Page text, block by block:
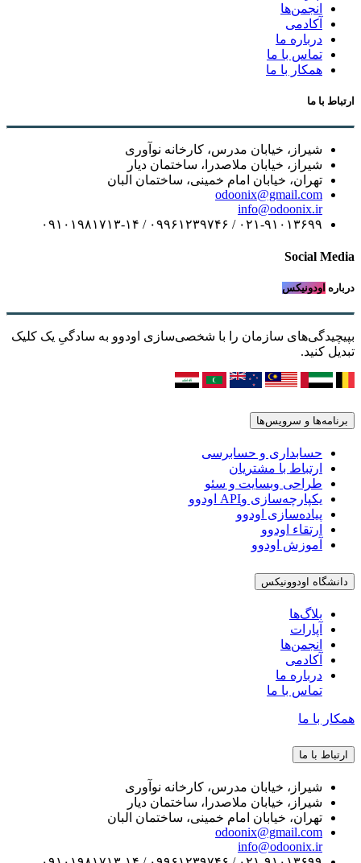
انجمن‌ها
آکادمی
درباره ما
تماس با ما
همکار با ما
ارتباط با ما
شیراز، خیابان مدرس، کارخانه نوآوری
شیراز، خیابان ملاصدرا، ساختمان دیار
تهران، خیابان امام خمینی، ساختمان البان
odoonix@gmail.com
info@odoonix.ir
۰۲۱-۹۱۰۱۳۶۹۹ / ۰۹۹۶۱۲۳۹۷۴۶ / ۰۹۱۰۱۹۸۱۷۱۳-۱۴
Social Media
درباره اودونیکس
بپیچیدگی‌های سازمان را با شخصی‌سازی اودوو به سادگیِ یک کلیک
تبدیل کنید.
برنامه‌ها و سرویس‌ها
حسابداری و حسابرسی
ارتباط با مشتریان
طراحی وبسایت و سئو
یکپارچه‌سازی وAPI اودوو
پیاده‌سازی اودوو
ارتقاء اودوو
آموزش اودوو
دانشگاه اودوونیکس
بلاگ‌ها
آپارات
انجمن‌ها
آکادمی
درباره ما
تماس با ما
همکار با ما
ارتباط با ما
شیراز، خیابان مدرس، کارخانه نوآوری
شیراز، خیابان ملاصدرا، ساختمان دیار
تهران، خیابان امام خمینی، ساختمان البان
odoonix@gmail.com
info@odoonix.ir